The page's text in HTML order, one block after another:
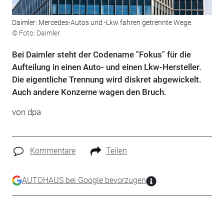
Daimler: Mercedes-Autos und -Lkw fahren getrennte Wege.
© Foto: Daimler
Bei Daimler steht der Codename "Fokus" für die
Aufteilung in einen Auto- und einen Lkw-Hersteller.
Die eigentliche Trennung wird diskret abgewickelt.
Auch andere Konzerne wagen den Bruch.
von dpa
Kommentare Teilen
AUTOHAUS bei Google bevorzugen